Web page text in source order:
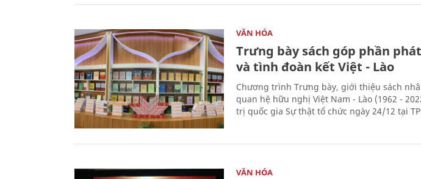
VĂN HÓA
Trưng bày sách góp phần
và tình đoàn kết Việt - Lào
Chương trình Trưng bày, giới thiệu sách
quan hệ hữu nghị Việt Nam - Lào (1962 -
trị quốc gia Sự thật tổ chức ngày 24/12 tại
VĂN HÓA